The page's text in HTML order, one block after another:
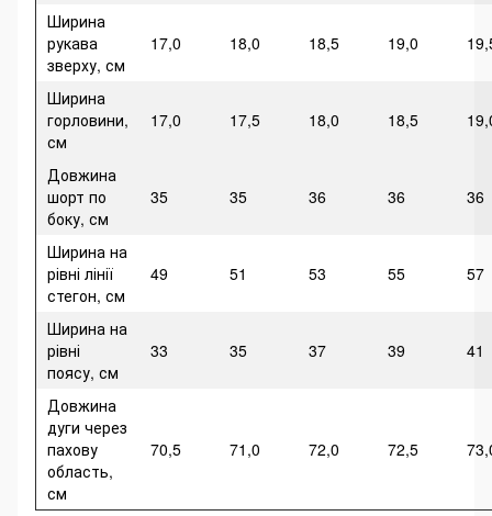
Ширина
рукава
зверху, см
17,0 18,0 18,5 19,0
Ширина
горловини,
см
17,0 17,5 18,0 18,5
Довжина
шорт по
боку, см
35 35 36 36 36
Ширина на
рівні лінії
стегон, см
49 51 53 55 57
Ширина на
рівні
поясу, см
33 35 37 39 41
Довжина
дуги через
пахову
область,
см
70,5 71,0 72,0 72,5